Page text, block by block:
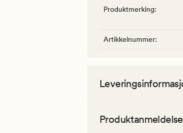
Produktmerking:
Artikkelnummer: